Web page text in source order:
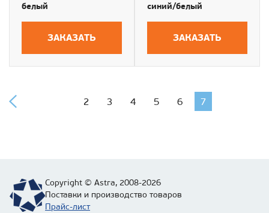
белый
ЗАКАЗАТЬ
синий/белый
ЗАКАЗАТЬ
2 3 4 5 6 7
Copyright © Astra, 2008-2026
Поставки и производство товаров
Прайс-лист